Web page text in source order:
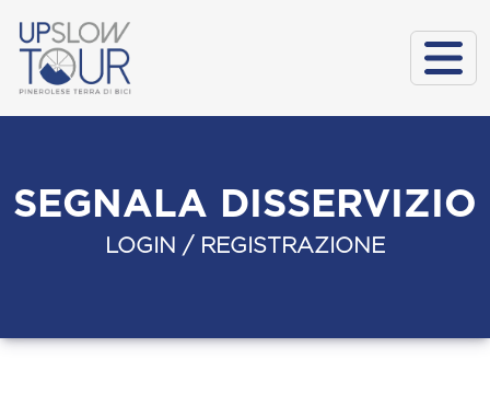
SEGNALA DISSERVIZIO
LOGIN / REGISTRAZIONE